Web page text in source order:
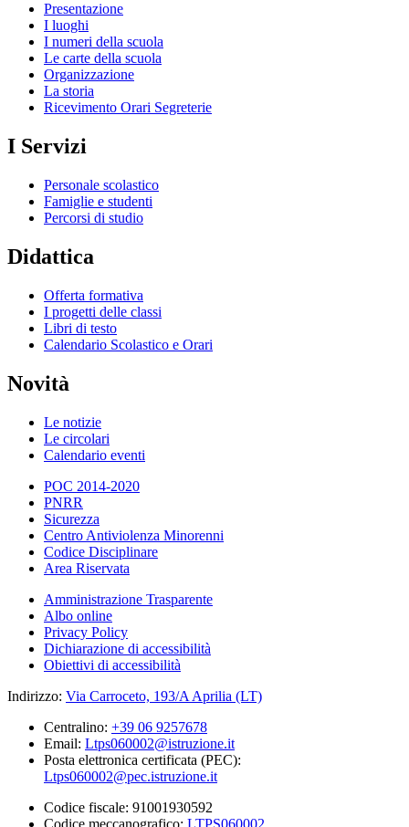
Presentazione
I luoghi
I numeri della scuola
Le carte della scuola
Organizzazione
La storia
Ricevimento Orari Segreterie
I Servizi
Personale scolastico
Famiglie e studenti
Percorsi di studio
Didattica
Offerta formativa
I progetti delle classi
Libri di testo
Calendario Scolastico e Orari
Novità
Le notizie
Le circolari
Calendario eventi
POC 2014-2020
PNRR
Sicurezza
Centro Antiviolenza Minorenni
Codice Disciplinare
Area Riservata
Amministrazione Trasparente
Albo online
Privacy Policy
Dichiarazione di accessibilità
Obiettivi di accessibilità
Indirizzo: Via Carroceto, 193/A Aprilia (LT)
Centralino: +39 06 9257678
Email: Ltps060002@istruzione.it
Posta elettronica certificata (PEC):
Ltps060002@pec.istruzione.it
Codice fiscale: 91001930592
Codice meccanografico: LTPS060002